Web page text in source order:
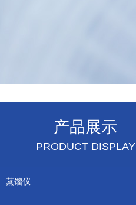
产品展示
PRODUCT DISPLAY
蒸馏仪